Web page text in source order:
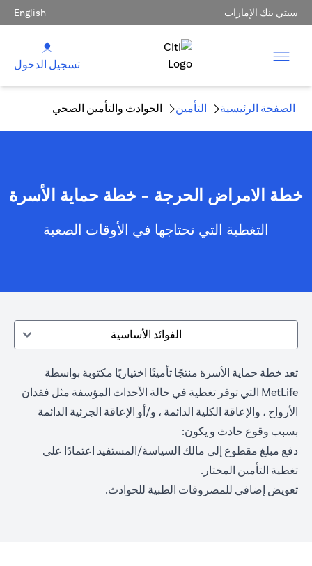
سيتي بنك الإمارات English
تسجيل الدخول
الصفحة الرئيسية التأمين الحوادث والتأمين الصحي
خطة الامراض الحرجة - خطة حماية الأسرة
التغطية التي تحتاجها في الأوقات الصعبة
الفوائد الأساسية
تعد خطة حماية الأسرة منتجًا تأمينًا اختياريًا مكتوبة بواسطة
MetLife التي توفر تغطية في حالة الأحداث المؤسفة مثل فقدان
الأرواح ، والإعاقة الكلية الدائمة ، و/أو الإعاقة الجزئية الدائمة
بسبب وقوع حادث و يكون:
دفع مبلغ مقطوع إلى مالك السياسة/المستفيد اعتمادًا على
تغطية التأمين المختار.
تعويض إضافي للمصروفات الطبية للحوادث.